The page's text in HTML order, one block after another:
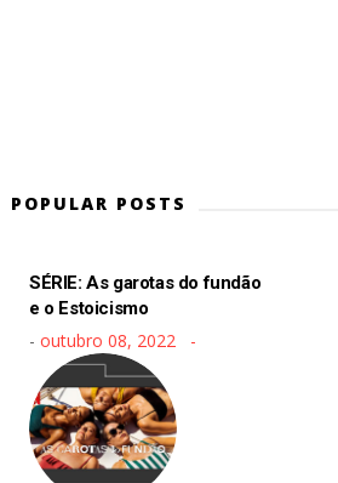
POPULAR POSTS
SÉRIE: As garotas do fundão
e o Estoicismo
- outubro 08, 2022